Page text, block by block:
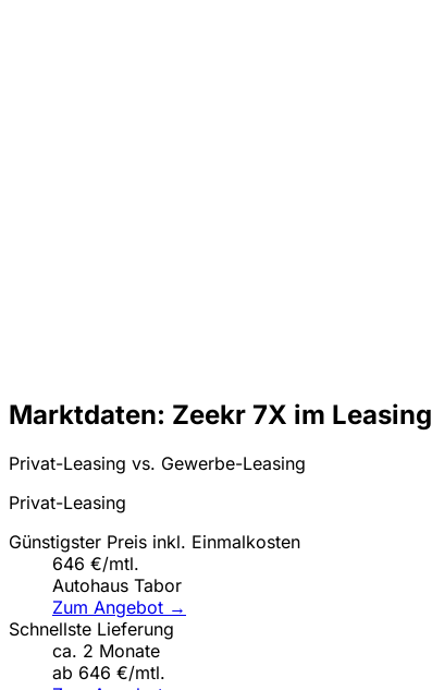
Marktdaten: Zeekr 7X im Leasing
Privat-Leasing vs. Gewerbe-Leasing
Privat-Leasing
Günstigster Preis inkl. Einmalkosten
646 €/mtl.
Autohaus Tabor
Zum Angebot →
Schnellste Lieferung
ca. 2 Monate
ab 646 €/mtl.